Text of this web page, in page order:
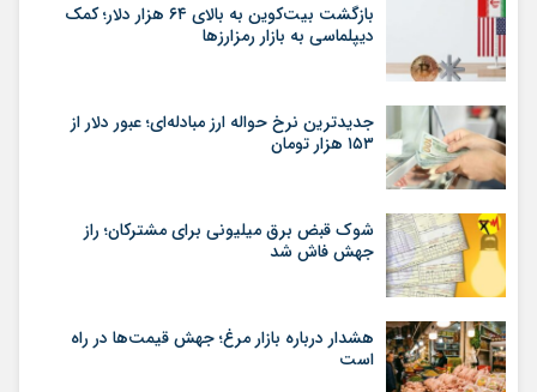
بازگشت بیت‌کوین به بالای ۶۴ هزار دلار؛ کمک
دیپلماسی به بازار رمزارزها
جدیدترین نرخ حواله ارز مبادله‌ای؛ عبور دلار از
۱۵۳ هزار تومان
شوک قبض برق میلیونی برای مشترکان؛ راز
جهش فاش شد
هشدار درباره بازار مرغ؛ جهش قیمت‌ها در راه
است